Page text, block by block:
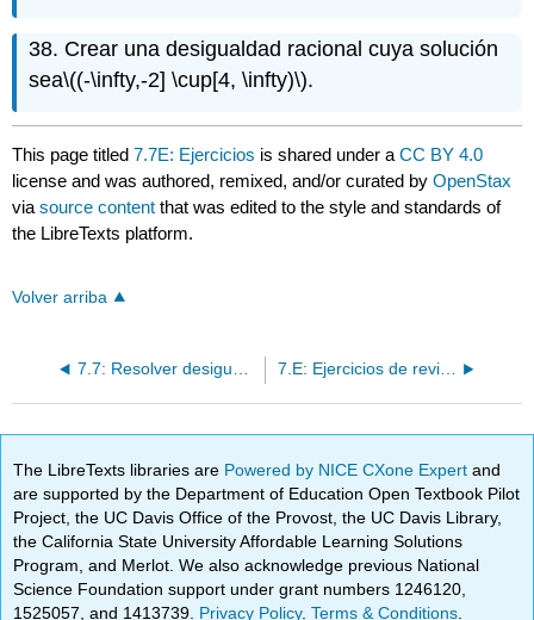
38. Crear una desigualdad racional cuya solución
sea\((-\infty,-2] \cup[4, \infty)\).
This page titled7.7E: Ejercicios is shared under aCC BY 4.0
license and was authored, remixed, and/or curated byOpenStax
viasource content that was edited to the style and standards of
the LibreTexts platform.
Volver arriba
7.7: Resolver desigualdades racionales 7.E: Ejercicios de revisión del Capítulo 7
The LibreTexts libraries are Powered by NICE CXone Expertand
are supported by the Department of Education Open Textbook Pilot
Project, the UC Davis Office of the Provost, the UC Davis Library,
the California State University Affordable Learning Solutions
Program, and Merlot. We also acknowledge previous National
Science Foundation support under grant numbers 1246120,
1525057, and 1413739. Privacy Policy.Terms & Conditions